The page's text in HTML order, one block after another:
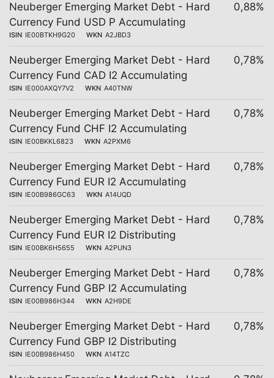
Neuberger Emerging Market Debt - Hard
Currency Fund USD P Accumulating
ISIN IE00BTKH9G20 WKN A2JBD3
0,88%
Neuberger Emerging Market Debt - Hard
Currency Fund CAD I2 Accumulating
ISIN IE000AXQY7V2 WKN A40TNW
0,78%
Neuberger Emerging Market Debt - Hard
Currency Fund CHF I2 Accumulating
ISIN IE00BKKL6823 WKN A2PXM6
0,78%
Neuberger Emerging Market Debt - Hard
Currency Fund EUR I2 Accumulating
ISIN IE00B986GC63 WKN A14UQD
0,78%
Neuberger Emerging Market Debt - Hard
Currency Fund EUR I2 Distributing
ISIN IE00BK6H5655 WKN A2PUN3
0,78%
Neuberger Emerging Market Debt - Hard
Currency Fund GBP I2 Accumulating
ISIN IE00B986H344 WKN A2H9DE
0,78%
Neuberger Emerging Market Debt - Hard
Currency Fund GBP I2 Distributing
ISIN IE00B986H450 WKN A14TZC
0,78%